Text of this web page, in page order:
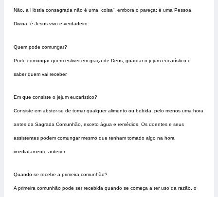
Não, a Hóstia consagrada não é uma “coisa”, embora o pareça; é uma Pessoa
Divina, é Jesus vivo e verdadeiro.
Quem pode comungar?
Pode comungar quem estiver em graça de Deus, guardar o jejum eucarístico e
saber quem vai receber.
Em que consiste o jejum eucarístico?
Consiste em abster-se de tomar qualquer alimento ou bebida, pelo menos uma hora
antes da Sagrada Comunhão, exceto água e remédios. Os doentes e seus
assistentes podem comungar mesmo que tenham tomado algo na hora
imediatamente anterior.
Quando se recebe a primeira comunhão?
A primeira comunhão pode ser recebida quando se começa a ter uso da razão, o